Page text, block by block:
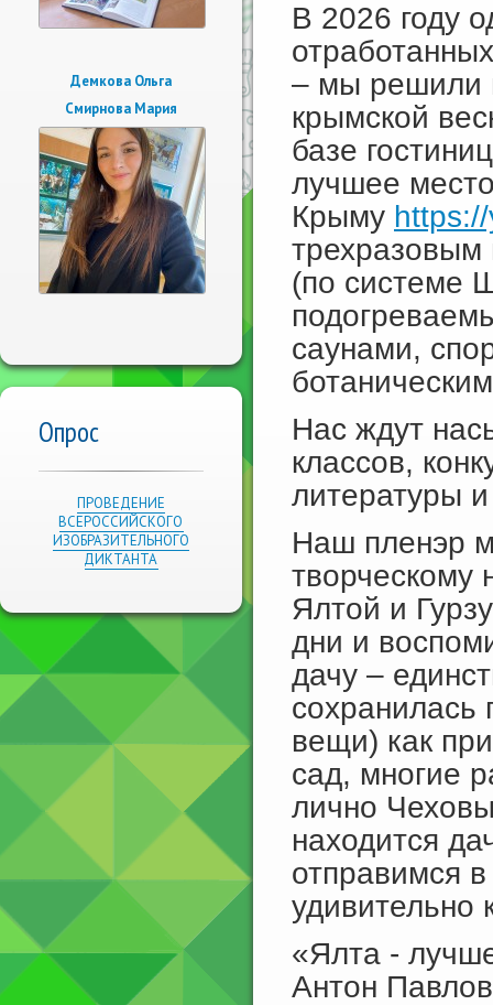
Демкова Ольга
Смирнова Мария
Опрос
ПРОВЕДЕНИЕ
ВСЕРОССИЙСКОГО
ИЗОБРАЗИТЕЛЬНОГО
ДИКТАНТА
В 2026 году
– мы решили
крымской
базе
лучшее
Крыму
трехразовым
(по системе
саунами,
Нас ждут
классов,
литературы и
Наш пленэр
Ялтой и
дни и
дачу –
сохранилась
вещи) как
сад, многие
лично
находится
отправимся
удивительно
«Ялта -
Антон